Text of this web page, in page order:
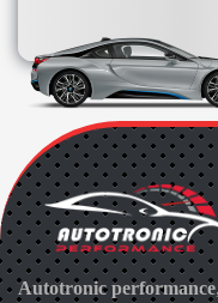
Autotronic performance